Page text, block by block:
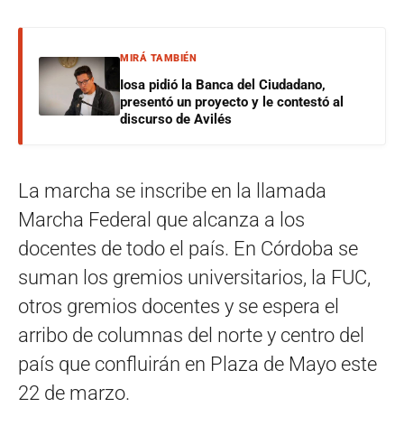
MIRÁ TAMBIÉN
Iosa pidió la Banca del Ciudadano,
presentó un proyecto y le contestó al
discurso de Avilés
La marcha se inscribe en la llamada
Marcha Federal que alcanza a los
docentes de todo el país. En Córdoba se
suman los gremios universitarios, la FUC,
otros gremios docentes y se espera el
arribo de columnas del norte y centro del
país que confluirán en Plaza de Mayo este
22 de marzo.